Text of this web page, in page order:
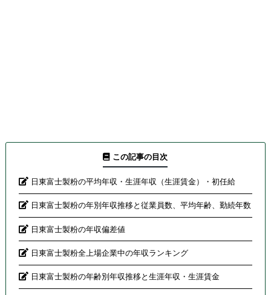
この記事の目次
日東富士製粉の平均年収・生涯年収（生涯賃金）・初任給
日東富士製粉の年別年収推移と従業員数、平均年齢、勤続年数
日東富士製粉の年収偏差値
日東富士製粉全上場企業中の年収ランキング
日東富士製粉の年齢別年収推移と生涯年収・生涯賃金